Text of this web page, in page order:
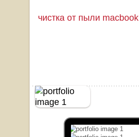
чистка от пыли macbook